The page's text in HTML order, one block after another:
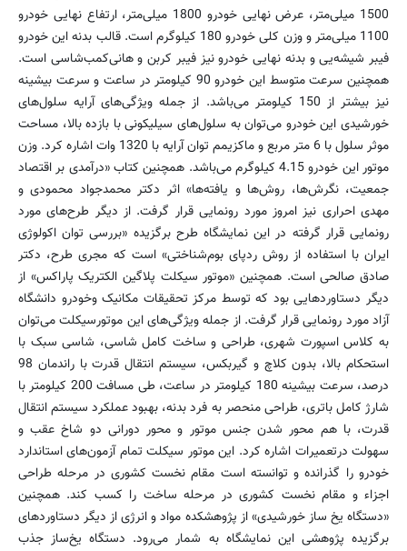
1500 میلی‌متر، عرض نهایی خودرو 1800 میلی‌متر، ارتفاع نهایی خودرو
1100 میلی‌متر و وزن کلی خودرو 180 کیلوگرم است. قالب بدنه این خودرو
فیبر شیشه‌یی و بدنه نهایی خودرو نیز فیبر کربن و هانی‌کمب‌شاسی است.
همچنین سرعت متوسط این خودرو 90 کیلومتر در ساعت و سرعت بیشینه
نیز بیشتر از 150 کیلومتر می‌باشد. از جمله ویژگی‌های آرایه‌ سلول‌های
خورشیدی این خودرو می‌توان به سلول‌های سیلیکونی با بازده بالا، مساحت
موثر سلول با 6 متر مربع و ماکزیمم توان آرایه با 1320 وات اشاره کرد. وزن
موتور این خودرو 4.15 کیلوگرم می‌باشد. همچنین کتاب «درآمدی بر اقتصاد
جمعیت، نگرش‌ها، روش‌ها و یافته‌ها» اثر دکتر محمدجواد محمودی و
مهدی احراری نیز امروز مورد رونمایی قرار گرفت. از دیگر طرح‌های مورد
رونمایی قرار گرفته در این نمایشگاه طرح برگزیده «بررسی توان اکولوژی
ایران با استفاده از روش ردپای بوم‌شناختی» است که مجری طرح، دکتر
صادق صالحی است. همچنین «موتور سیکلت پلاگین الکتریک پاراکس» از
دیگر دستاوردهایی بود که توسط مرکز تحقیقات مکانیک وخودرو دانشگاه
آزاد مورد رونمایی قرار گرفت. از جمله ویژگی‌های این موتورسیکلت می‌توان
به کلاس اسپورت شهری، طراحی و ساخت کامل شاسی، شاسی سبک با
استحکام بالا، بدون کلاچ و گیربکس، سیستم انتقال قدرت با راندمان 98
درصد، سرعت بیشینه 180 کیلومتر در ساعت، طی مسافت 200 کیلومتر با
شارژ کامل باتری، طراحی منحصر به فرد بدنه، بهبود عملکرد سیستم انتقال
قدرت، با هم محور شدن جنس موتور و محور دورانی دو شاخ عقب و
سهولت درتعمیرات اشاره کرد. این موتور سیکلت تمام آزمون‌های استاندارد
خودرو را گذرانده و توانسته است مقام نخست کشوری در مرحله طراحی
اجزاء و مقام نخست کشوری در مرحله ساخت را کسب کند. همچنین
«دستگاه یخ ساز خورشیدی» از پژوهشکده مواد و انرژی از دیگر دستاوردهای
برگزیده پژوهشی این نمایشگاه به شمار می‌رود. دستگاه یخ‌ساز جذب